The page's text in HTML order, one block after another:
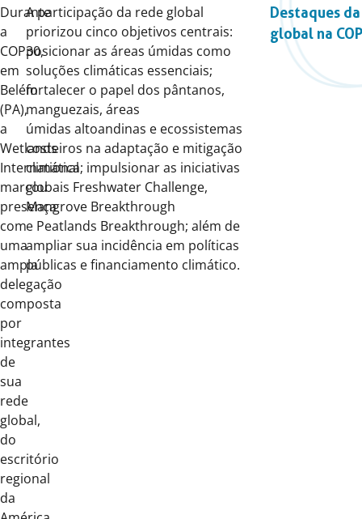
Durante
a
COP30,
em
Belém
(PA),
a
Wetlands
International
marcou
presença
com
uma
ampla
delegação
composta
por
integrantes
de
sua
rede
global,
do
escritório
regional
da
A participação da rede global
priorizou cinco objetivos centrais:
posicionar as áreas úmidas como
soluções climáticas essenciais;
fortalecer o papel dos pântanos,
manguezais, áreas
úmidas altoandinas e ecossistemas
costeiros na adaptação e mitigação
climática; impulsionar as iniciativas
globais Freshwater Challenge,
Mangrove Breakthrough
e Peatlands Breakthrough; além de
ampliar sua incidência em políticas
públicas e financiamento climático.
Destaques
global na